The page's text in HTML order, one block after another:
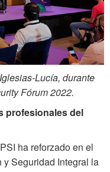
Lucía, durante
Fórum 2022.
profesionales del
ha reforzado en el
Seguridad Integral la